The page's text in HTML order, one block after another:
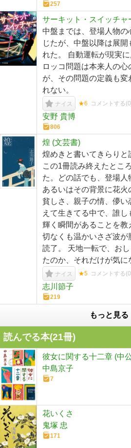
257
サーキット・スイッチャ
中盤までは、登場人物
じたが、中盤以降は展
れた。 自動運転が現実
ロッコ問題は本来人の
が、その問題の定義も
れない。
ナイス ★6 コメントする(0
安野 貴博
806
煌 (文芸書)
煌めきと書いてきらりと
この1冊読み終えたとこ
た。どの話でも、登場人
あるいはその背景に花火
貧しさ、親子の情、儚
えて生きてる中で、誰
輝く瞬間があることを教
切なくも温かいさざ波
読了。 天地一転で、お
たのか、それだけが気に
ナイス ★5 コメントする(0
志川節子
219
もっと見る
読んでる本(21冊)
彼女に関する十二章 (中
中島京子
7
花いくさ
鬼塚 忠
171